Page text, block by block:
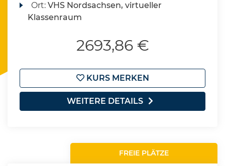
Ort:VHS Nordsachsen, virtueller
Klassenraum
2693,86 €
KURS MERKEN
WEITERE DETAILS
FREIE PLÄTZE